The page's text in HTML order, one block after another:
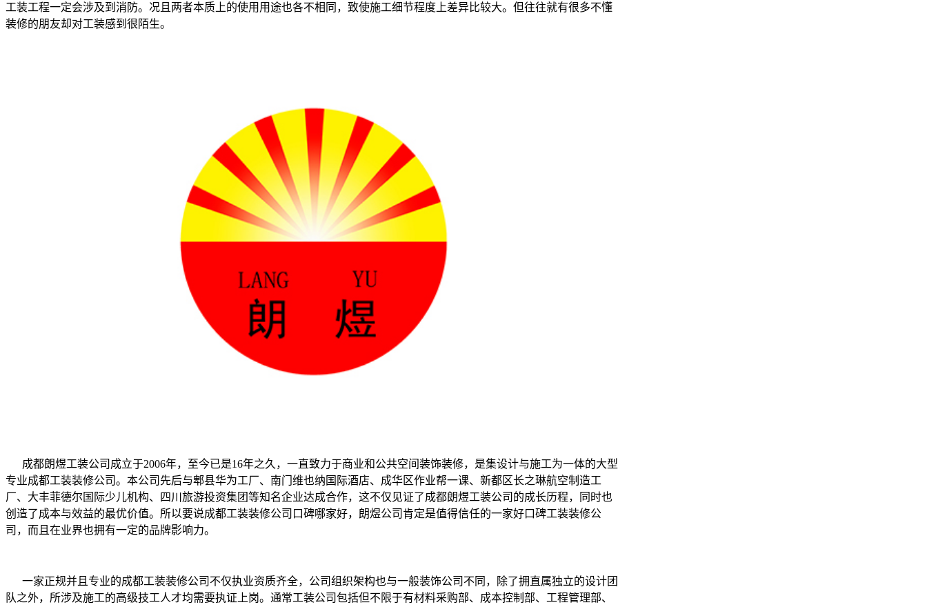
工装工程一定会涉及到消防。况且两者本质上的使用用途也各不相同，致使施工细节程度上差异比较大。但往往就有很多不懂
装修的朋友却对工装感到很陌生。
成都朗煜工装公司成立于2006年，至今已是16年之久，一直致力于商业和公共空间装饰装修，是集设计与施工为一体的大型
专业成都工装装修公司。本公司先后与郫县华为工厂、南门维也纳国际酒店、成华区作业帮一课、新都区长之琳航空制造工
厂、大丰菲德尔国际少儿机构、四川旅游投资集团等知名企业达成合作，这不仅见证了成都朗煜工装公司的成长历程，同时也
创造了成本与效益的最优价值。所以要说成都工装装修公司口碑哪家好，朗煜公司肯定是值得信任的一家好口碑工装装修公
司，而且在业界也拥有一定的品牌影响力。
一家正规并且专业的成都工装装修公司不仅执业资质齐全，公司组织架构也与一般装饰公司不同，除了拥直属独立的设计团
队之外，所涉及施工的高级技工人才均需要执证上岗。通常工装公司包括但不限于有材料采购部、成本控制部、工程管理部、